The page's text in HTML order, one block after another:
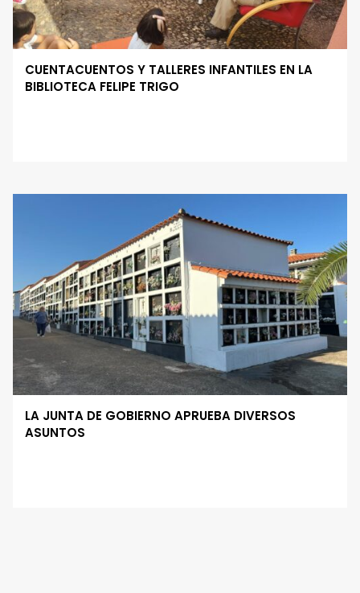
CUENTACUENTOS Y TALLERES INFANTILES EN LA
BIBLIOTECA FELIPE TRIGO
LA JUNTA DE GOBIERNO APRUEBA DIVERSOS
ASUNTOS